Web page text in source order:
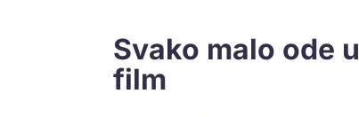
Svako malo ode
film